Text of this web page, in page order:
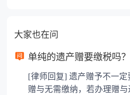
大家也在问
单纯的遗产赠要缴税吗？
[律师回复] 遗产赠予不一定要缴税。单纯的遗产
赠与无需缴纳，若办理赠